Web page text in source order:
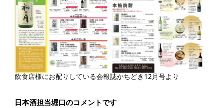
飲食店様にお配りしている会報誌かちどき12月号より
日本酒担当堀口のコメントです